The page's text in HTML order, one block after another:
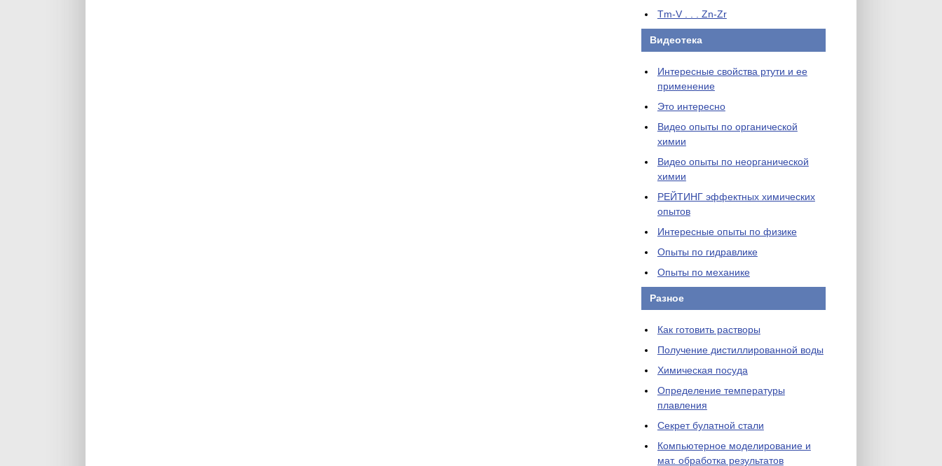
Tm-V . . . Zn-Zr
Видеотека
Интересные свойства ртути и ее
применение
Это интересно
Видео опыты по органической
химии
Видео опыты по неорганической
химии
РЕЙТИНГ эффектных химических
опытов
Интересные опыты по физике
Опыты по гидравлике
Опыты по механике
Разное
Как готовить растворы
Получение дистиллированной воды
Химическая посуда
Определение температуры
плавления
Секрет булатной стали
Компьютерное моделирование и
мат. обработка результатов